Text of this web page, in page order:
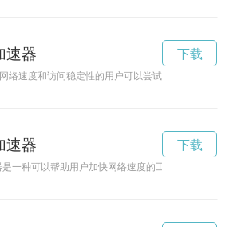
速器
络速度和访问稳定性的用户可以尝试使用灰鹿云加
下载
速器
一种可以帮助用户加快网络速度的工具。通过连接
下载